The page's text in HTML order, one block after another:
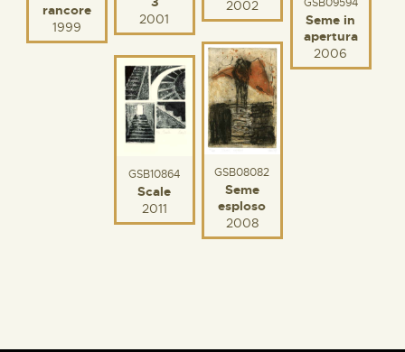
rancore
1999
2001
2002
Seme in
apertura
2006
GSB08082
Seme
esploso
2008
GSB10864
Scale
2011